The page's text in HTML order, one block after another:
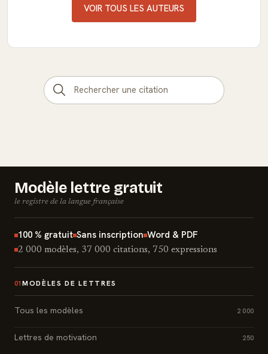
VOIR TOUS LES AUTEURS
Modèle lettre gratuit
le registre de la langue française
100 % gratuit Sans inscription Word & PDF
2 000 modèles, 37 000 citations, 750 expressions
01 MODÈLES DE LETTRES
Tous les modèles 2 000
Lettres de motivation 250